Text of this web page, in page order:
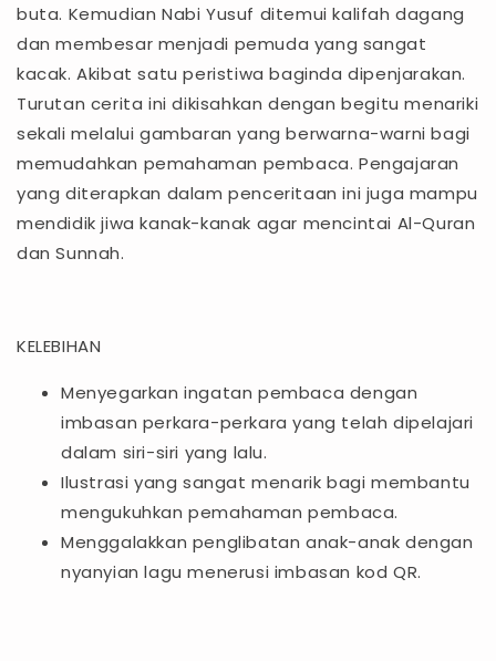
buta. Kemudian Nabi Yusuf ditemui kalifah dagang
dan membesar menjadi pemuda yang sangat
kacak. Akibat satu peristiwa baginda dipenjarakan.
Turutan cerita ini dikisahkan dengan begitu menariki
sekali melalui gambaran yang berwarna-warni bagi
memudahkan pemahaman pembaca. Pengajaran
yang diterapkan dalam penceritaan ini juga mampu
mendidik jiwa kanak-kanak agar mencintai Al-Quran
dan Sunnah.
KELEBIHAN
Menyegarkan ingatan pembaca dengan
imbasan perkara-perkara yang telah dipelajari
dalam siri-siri yang lalu.
Ilustrasi yang sangat menarik bagi membantu
mengukuhkan pemahaman pembaca.
Menggalakkan penglibatan anak-anak dengan
nyanyian lagu menerusi imbasan kod QR.